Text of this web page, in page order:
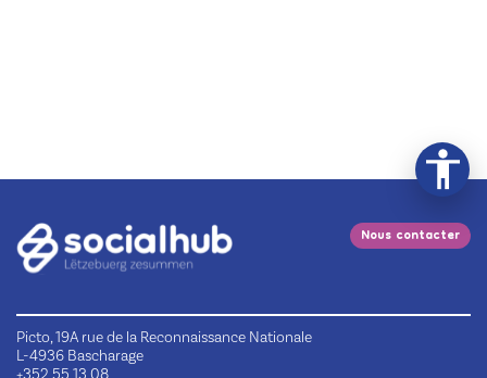
Nous contacter
Picto, 19A rue de la Reconnaissance Nationale
L-4936 Bascharage
+352 55 13 08